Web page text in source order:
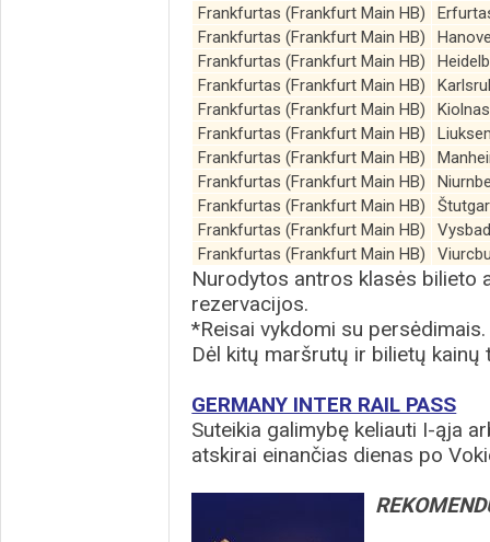
Frankfurtas (Frankfurt Main HB)
Frankfurtas (Frankfurt Main HB)
Frankfurtas (Frankfurt Main HB)
Frankfurtas (Frankfurt Main HB)
Frankfurtas (Frankfurt Main HB)
Kiolnas
Frankfurtas (Frankfurt Main HB)
Frankfurtas (Frankfurt Main HB)
Frankfurtas (Frankfurt Main HB)
Frankfurtas (Frankfurt Main HB)
Frankfurtas (Frankfurt Main HB)
Frankfurtas (Frankfurt Main HB)
Nurodytos antros klasės bilieto
rezervacijos.
*Reisai vykdomi su persėdimais.
Dėl kitų maršrutų ir bilietų
GERMANY INTER RAIL PASS
Suteikia galimybę keliauti I-ąja
atskirai einančias dienas po